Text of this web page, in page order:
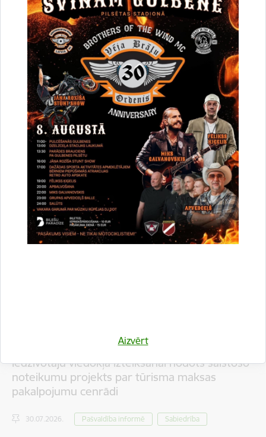
Aizvērt
Par satiksmes organizāciju Brīvības un
Dzelzceļa ielas pārbūves darbu laikā Gulbenē
30.07.2026. Projekti
Sabiedrība
Satiksmes ierobežojumi
Iedzīvotāju viedokļa izteikšanai nodots saistošo
noteikumu projekts par tūrisma maksas
pakalpojumu cenrādi
30.07.2026. Pašvaldība informē Sabiedrība